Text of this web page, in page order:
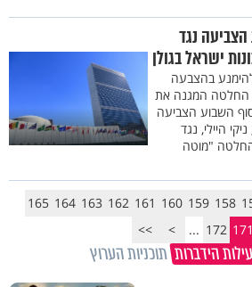
נגד
ישראל בגולן
בהצבעה
החלטה המגנה את
השבוע הצביעה
היילי, נגד
"מוטה
158
159
160
161
162
163
164
165
171
172
...
>
>>
הידברות תוכניות הערוץ